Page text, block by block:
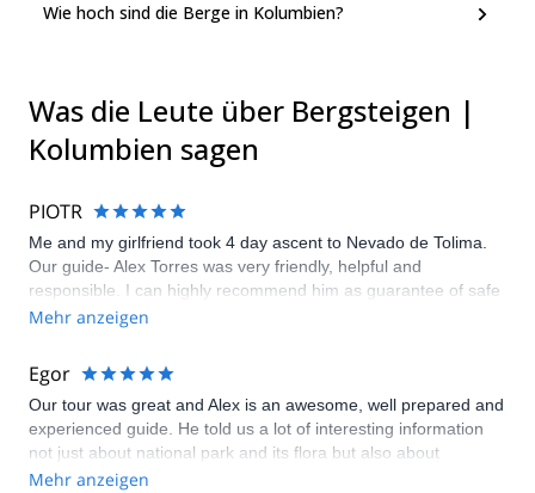
Wie hoch sind die Berge in Kolumbien?
Was die Leute über Bergsteigen |
Kolumbien sagen
PIOTR
Me and my girlfriend took 4 day ascent to Nevado de Tolima.
Our guide- Alex Torres was very friendly, helpful and
responsible. I can highly recommend him as guarantee of safe
and enjoyable hiking.
Mehr anzeigen
Egor
Our tour was great and Alex is an awesome, well prepared and
experienced guide. He told us a lot of interesting information
not just about national park and its flora but also about
Colombia culture, history and etc. My wife and I can definitely
Mehr anzeigen